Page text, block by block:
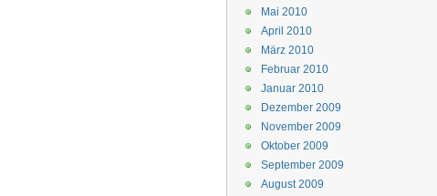
Mai 2010
April 2010
März 2010
Februar 2010
Januar 2010
Dezember 2009
November 2009
Oktober 2009
September 2009
August 2009